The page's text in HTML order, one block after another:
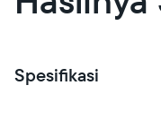
Spesifikasi